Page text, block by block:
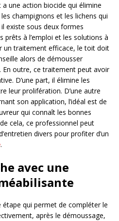
a une action biocide qui élimine
champignons et les lichens qui
existe sous deux formes
prêts à l’emploi et les solutions à
un traitement efficace, le toit doit
alors de démousser
En outre, ce traitement peut avoir
D’une part, il élimine les
leur prolifération. D’une autre
son application, l’idéal est de
qui connaît les bonnes
cela, ce professionnel peut
divers pour profiter d’un
.
avec une
étape qui permet de compléter le
après le démoussage,